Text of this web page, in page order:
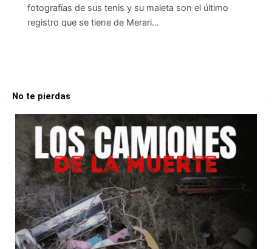
fotografías de sus tenis y su maleta son el último
registro que se tiene de Merari…
No te pierdas